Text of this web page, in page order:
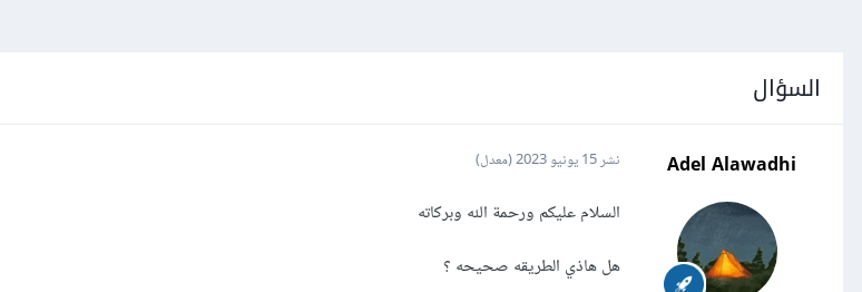
السؤال
Adel Alawadhi نشر15 يونيو 2023 (معدل)
السلام عليكم ورحمة الله وبركاته
هل هاذي الطريقه صحيحه ؟